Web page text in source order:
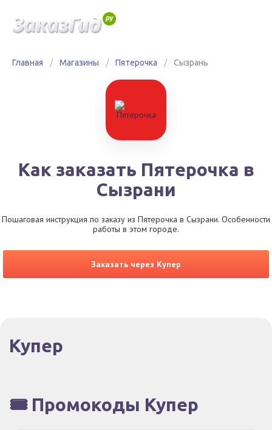
Главная / Магазины / Пятерочка / Сызрань
Как заказать Пятерочка в
Сызрани
Пошаговая инструкция по заказу из Пятерочка в Сызрани. Особенности
работы в этом городе.
Заказать через Купер
Купер
🎟️ Промокоды Купер